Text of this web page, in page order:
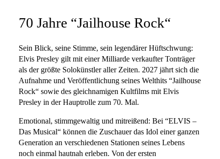
70 Jahre “Jailhouse Rock“
Sein Blick, seine Stimme, sein legendärer Hüftschwung:
Elvis Presley gilt mit einer Milliarde verkaufter Tonträger
als der größte Solokünstler aller Zeiten. 2027 jährt sich die
Aufnahme und Veröffentlichung seines Welthits “Jailhouse
Rock“ sowie des gleichnamigen Kultfilms mit Elvis
Presley in der Hauptrolle zum 70. Mal.
Emotional, stimmgewaltig und mitreißend: Bei “ELVIS –
Das Musical“ können die Zuschauer das Idol einer ganzen
Generation an verschiedenen Stationen seines Lebens
noch einmal hautnah erleben. Von der ersten